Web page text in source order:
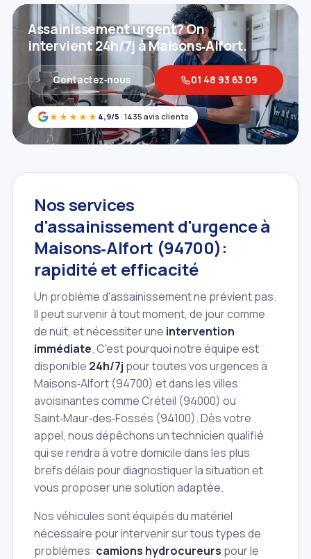
★★★★★ 4,9/5 · 1435 avis clients
Assainissement urgent? On
intervient 24h/7j à Maisons‑Alfort.
Contactez‑nous 01 48 93 63 09
Nos services
d'assainissement d'urgence à
Maisons‑Alfort (94700):
rapidité et efficacité
Un problème d'assainissement ne prévient pas.
Il peut survenir à tout moment, de jour comme
de nuit, et nécessiter une intervention
immédiate. C'est pourquoi notre équipe est
disponible 24h/7j pour toutes vos urgences à
Maisons‑Alfort (94700) et dans les villes
avoisinantes comme Créteil (94000) ou
Saint‑Maur‑des‑Fossés (94100). Dès votre
appel, nous dépêchons un technicien qualifié
qui se rendra à votre domicile dans les plus
brefs délais pour diagnostiquer la situation et
vous proposer une solution adaptée.
Nos véhicules sont équipés du matériel
nécessaire pour intervenir sur tous types de
problèmes: camions hydrocureurs pour le